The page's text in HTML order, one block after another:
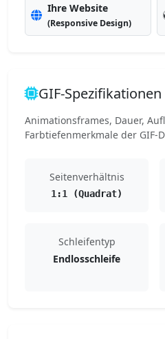
Ihre Website
(Responsive Design)
GIF-Spezifikationen
Animationsframes, Dauer,
Farbtiefenmerkmale der GIF-
Seitenverhältnis
1:1 (Quadrat)
Schleifentyp
Endlosschleife